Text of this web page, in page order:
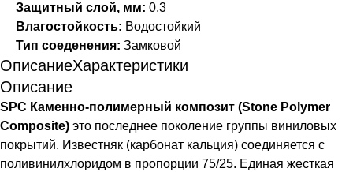
Защитный слой, мм: 0,3
Влагостойкость: Водостойкий
Тип соеденения: Замковой
ОписаниеХарактеристики
Описание
SPC Каменно-полимерный композит (Stone Polymer
Composite) это последнее поколение группы виниловых
покрытий. Известняк (карбонат кальция) соединяется с
поливинилхлоридом в пропорции 75/25. Единая жесткая